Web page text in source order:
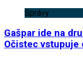
Správy
Gašpar ide na
Očistec vstupuje